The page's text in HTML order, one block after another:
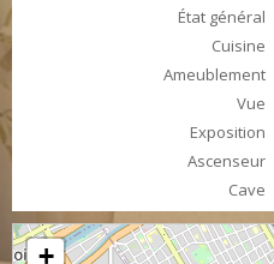
État général
Cuisine
Ameublement
Vue
Exposition
Ascenseur
Cave
+